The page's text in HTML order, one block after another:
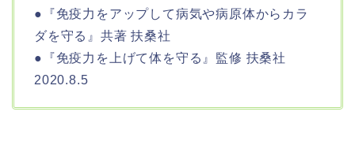
●『免疫力をアップして病気や病原体からカラ
ダを守る』共著 扶桑社
●『免疫力を上げて体を守る』監修 扶桑社
2020.8.5